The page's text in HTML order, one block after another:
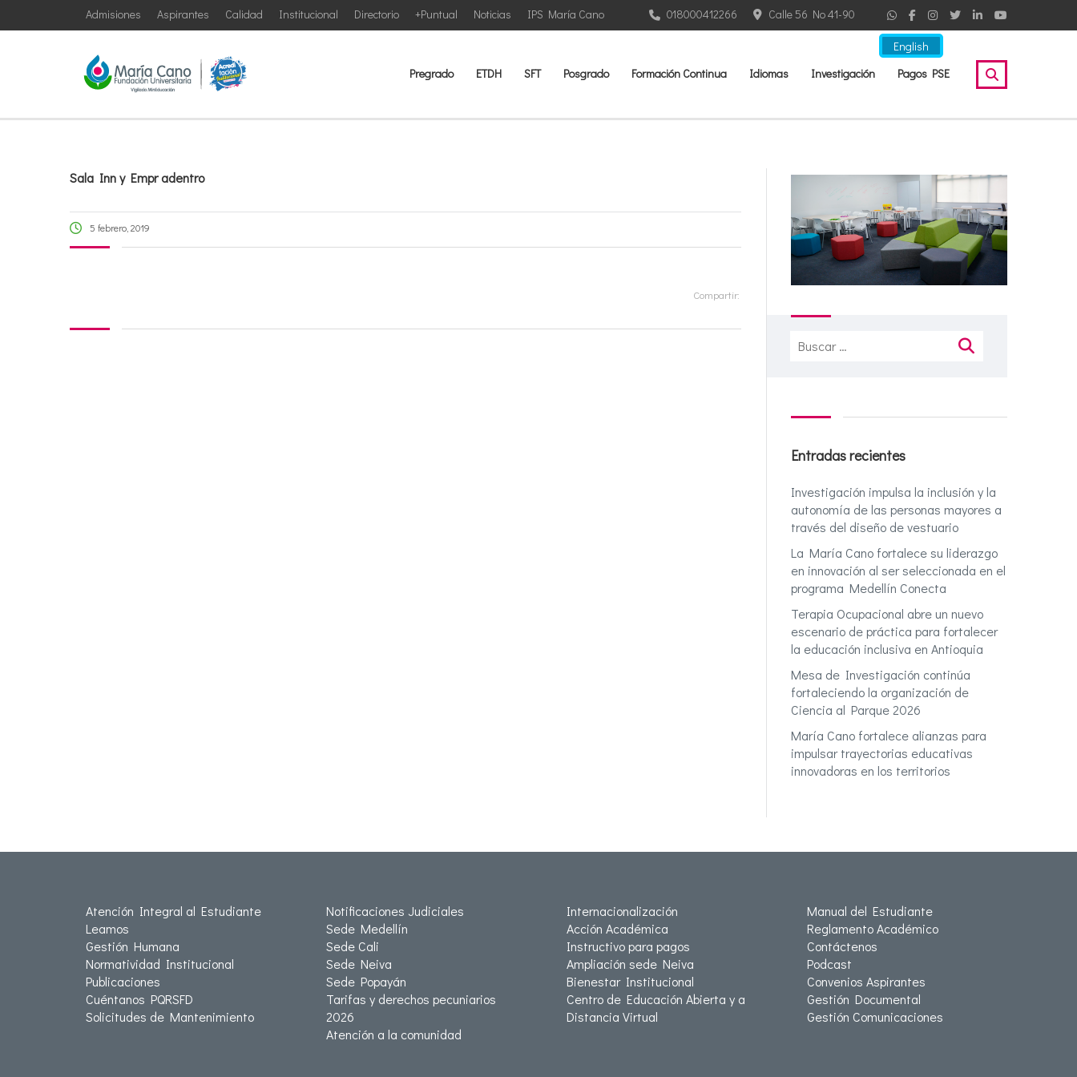
English
IPS María Cano
Noticias
+Puntual
Directorio
Institucional
Calidad
Aspirantes
Admisiones Calle 56 No 41-90
018000412266
Pregrado ETDH SFT Posgrado Formación Continua Idiomas Investigación Pagos PSE
Sala Inn y Empr adentro
5 febrero, 2019
Compartir:
Buscar:
Entradas recientes
Investigación impulsa la inclusión y la
autonomía de las personas mayores a
través del diseño de vestuario
La María Cano fortalece su liderazgo
en innovación al ser seleccionada en el
programa Medellín Conecta
Terapia Ocupacional abre un nuevo
escenario de práctica para fortalecer
la educación inclusiva en Antioquia
Mesa de Investigación continúa
fortaleciendo la organización de
Ciencia al Parque 2026
María Cano fortalece alianzas para
impulsar trayectorias educativas
innovadoras en los territorios
Atención Integral al Estudiante
Leamos
Gestión Humana
Normatividad Institucional
Publicaciones
Cuéntanos PQRSFD
Solicitudes de Mantenimiento
Notificaciones Judiciales
Sede Medellín
Sede Cali
Sede Neiva
Sede Popayán
Tarifas y derechos pecuniarios
2026
Atención a la comunidad
Internacionalización
Acción Académica
Instructivo para pagos
Ampliación sede Neiva
Bienestar Institucional
Centro de Educación Abierta y a
Distancia Virtual
Manual del Estudiante
Reglamento Académico
Contáctenos
Podcast
Convenios Aspirantes
Gestión Documental
Gestión Comunicaciones